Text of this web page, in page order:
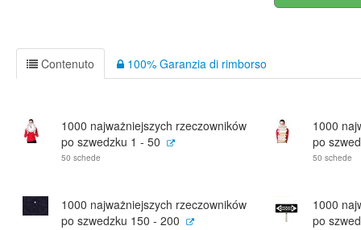
Contenuto 100% Garanzia di rimborso
1000 najważniejszych rzeczowników
po szwedzku 1 - 50
50 schede
1000
po
50 schede
1000 najważniejszych rzeczowników
po szwedzku 150 - 200
1000
po